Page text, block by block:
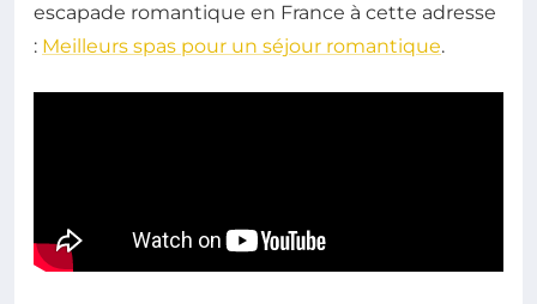
escapade romantique en France à cette adresse
: Meilleurs spas pour un séjour romantique.